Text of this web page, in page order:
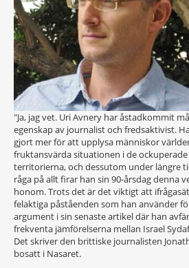
"Ja, jag vet. Uri Avnery har åstadkommit
egenskap av journalist och fredsaktivist.
gjort mer för att upplysa människor
fruktansvärda situationen i de
territorierna, och dessutom under längre
råga på allt firar han sin 90-årsdag denna
honom. Trots det är det viktigt att
felaktiga påståenden som han använder
argument i sin senaste artikel där han
frekventa jämförelserna mellan Israel
Det skriver den brittiske journalisten
bosatt i Nasaret.